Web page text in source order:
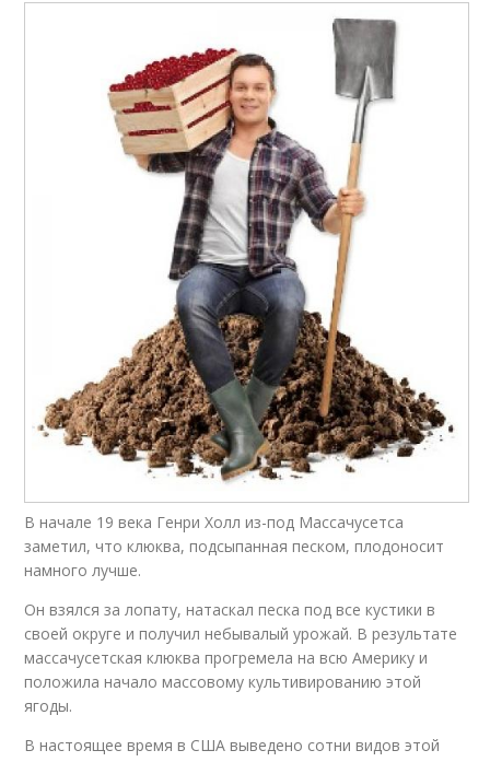
В начале 19 века Генри Холл из-под Массачусетса
заметил, что клюква, подсыпанная песком, плодоносит
намного лучше.
Он взялся за лопату, натаскал песка под все кустики в
своей округе и получил небывалый урожай. В результате
массачусетская клюква прогремела на всю Америку и
положила начало массовому культивированию этой
ягоды.
В настоящее время в США выведено сотни видов этой